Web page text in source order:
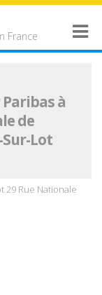
France
Paribas à
de
Lot
29 Rue Nationale